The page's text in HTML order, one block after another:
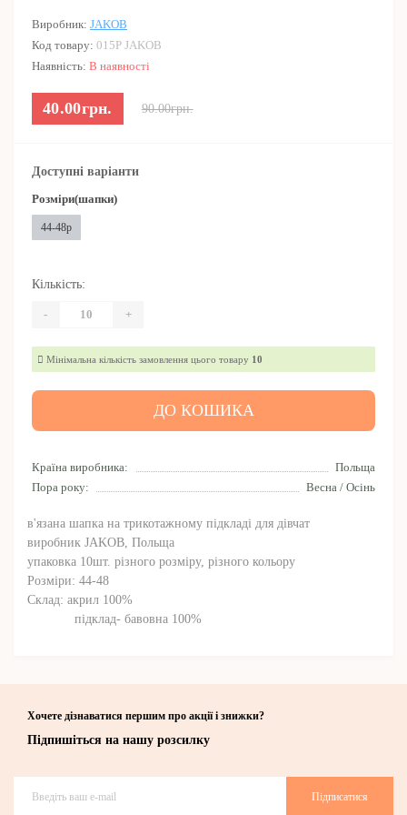
Виробник: JAKOB
Код товару: 015Р JAKOB
Наявність: В наявності
40.00грн. 90.00грн.
Країна виробника:
Польща
Пора року:
Весна / Осінь
в'язана шапка на трикотажному підкладі для дівчат
виробник JAKOB, Польща
упаковка 10шт. різного розміру, різного кольору
Розміри: 44-48
Склад: акрил 100%
підклад- бавовна 100%
Доступні варіанти
Розміри(шапки)
44-48р
Кількість:
- +
Мінімальна кількість замовлення цього товару 10
ДО КОШИКА
Хочете дізнаватися першим про акції і знижки?
Підпишіться на нашу розсилку
Підписатися